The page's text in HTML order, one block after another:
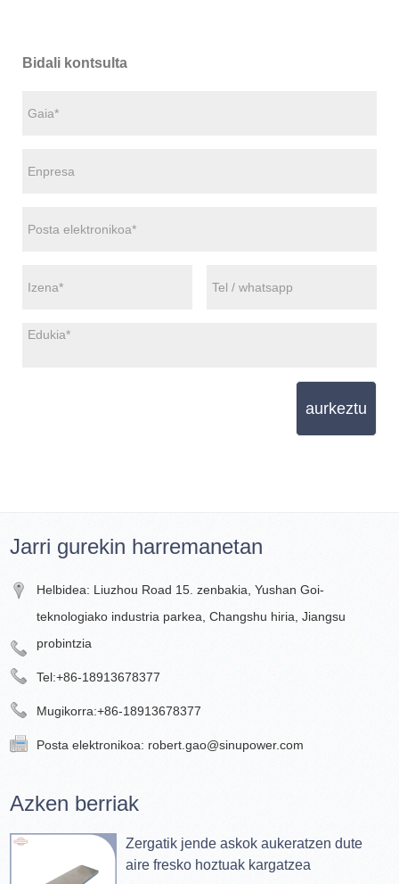
Bidali kontsulta
aurkeztu
Jarri gurekin harremanetan
Helbidea: Liuzhou Road 15. zenbakia, Yushan Goi-
teknologiako industria parkea, Changshu hiria, Jiangsu
probintzia
Tel:+86-18913678377
Mugikorra:+86-18913678377
Posta elektronikoa: robert.gao@sinupower.com
Azken berriak
Zergatik jende askok aukeratzen dute
aire fresko hoztuak kargatzea